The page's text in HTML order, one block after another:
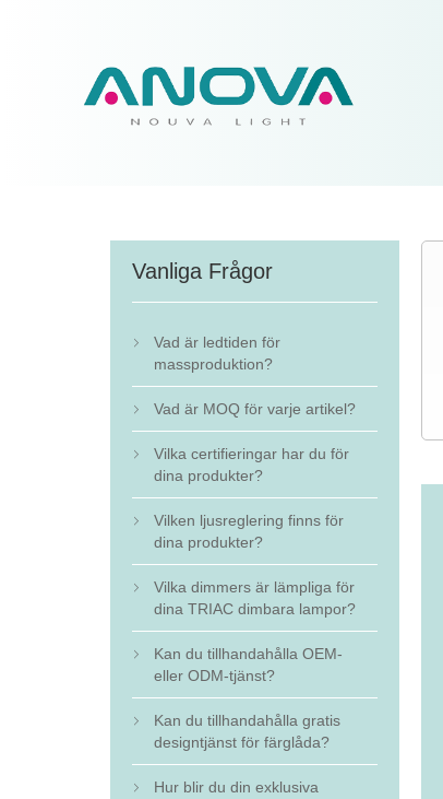
Vanliga Frågor

Vad är ledtiden för
massproduktion?
 Vad är MOQ för varje artikel?

Vilka certifieringar har du för
dina produkter?

Vilken ljusreglering finns för
dina produkter?

Vilka dimmers är lämpliga för
dina TRIAC dimbara lampor?

Kan du tillhandahålla OEM-
eller ODM-tjänst?

Kan du tillhandahålla gratis
designtjänst för färglåda?

Hur blir du din exklusiva